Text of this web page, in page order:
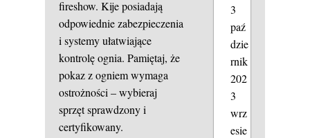
fireshow. Kije posiadają
odpowiednie zabezpieczenia
i systemy ułatwiające
kontrolę ognia. Pamiętaj, że
pokaz z ogniem wymaga
ostrożności – wybieraj
sprzęt sprawdzony i
certyfikowany.
3
paź
dzie
rnik
202
3
wrz
esie